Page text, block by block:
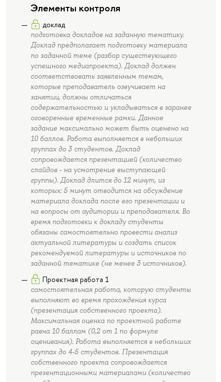
Элементы контроля
доклад
подготовка докладов на заданную тематику.
Доклад предполагает подготовку материала
по заданной теме (разбор существующего
успешного медиапроекта). Доклад должен
соответствовать заявленным темам,
которые преподаватель озвучивает на
занятии, должны отличаться
содержательностью и укладываться в заранее
оговоренные временные рамки. Данное
задание максимально может быть оценено на
10 баллов. Работа выполняется в небольших
группах до 3 студентов. Доклад
сопровождается презентацией (количество
слайдов - на усмотрение выступающей
группы). Доклад длится до 12 минут, из
которых: 5 минут отводится на обсуждение
материала доклада после его презентации и
на вопросы от аудитории и преподавателя. Во
время подготовки к докладу студенты
обязаны самостоятельно провести анализ
актуальной литературы и создать список
рекомендуемой литературы и источников по
заданной тематике (не менее 3 источников).
Проектная работа 1
самостоятельная работа, которую студенты
выполняют во время прохождения курса
(презентация собственного проекта).
Максимальная оценка по проектной работе
равна 10 баллам (0,2 от 1 по формуле
оценивания). Работа выполняется в небольших
группах до 4-5 студентов. Презентация
собственного проекта сопровождается
презентационными материалами (количество